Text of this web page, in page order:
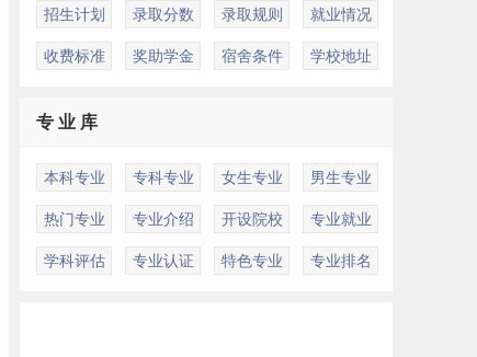
招生计划 录取分数 录取规则 就业情况
收费标准 奖助学金 宿舍条件 学校地址
专 业 库
本科专业 专科专业 女生专业 男生专业
热门专业 专业介绍 开设院校 专业就业
学科评估 专业认证 特色专业 专业排名